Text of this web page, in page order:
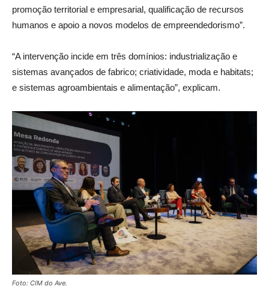
promoção territorial e empresarial, qualificação de recursos
humanos e apoio a novos modelos de empreendedorismo”.
“A intervenção incide em três domínios: industrialização e
sistemas avançados de fabrico; criatividade, moda e habitats;
e sistemas agroambientais e alimentação”, explicam.
Foto: CIM do Ave.